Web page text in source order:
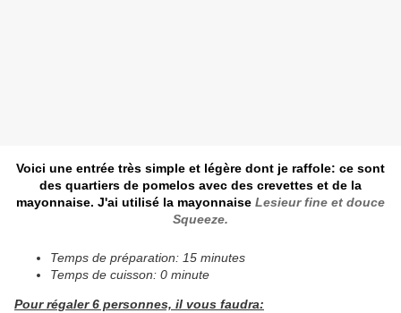
Voici une entrée très simple et légère dont je raffole: ce sont
des quartiers de pomelos avec des crevettes et de la
mayonnaise. J'ai utilisé la mayonnaise Lesieurfine et douce
Squeeze.
Temps de préparation: 15 minutes
Temps de cuisson: 0 minute
Pour régaler 6 personnes, il vous faudra: